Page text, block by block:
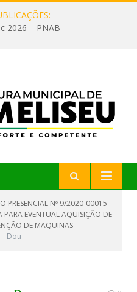
2026 – PNAB
PRESENCIAL Nº 9/2020-00015-
PARA EVENTUAL AQUISIÇÃO DE
DE MAQUINAS
Dou